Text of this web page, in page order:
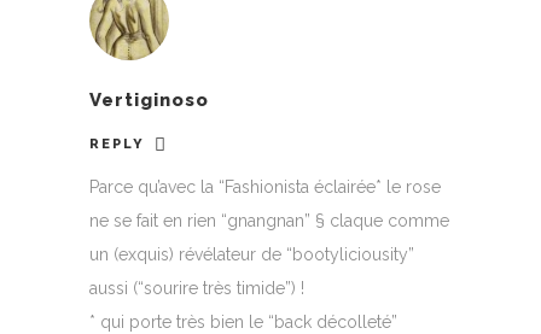
Vertiginoso
REPLY
Parce qu’avec la “Fashionista éclairée* le rose
ne se fait en rien “gnangnan” § claque comme
un (exquis) révélateur de “bootyliciousity”
aussi (“sourire très timide”) !
* qui porte très bien le “back décolleté”